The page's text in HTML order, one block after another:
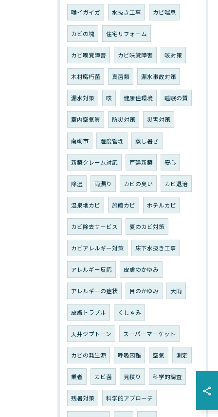
喉イガイガ 水抜き工事 カビ喘息
カビの塊 住宅リフォーム
カビ嗅覚障害 カビ味覚障害 咳対策
木材腐朽菌 真菌類 漏水事故対策
漏水対策 咳 健康住環境 睡眠の質
室内空気質 防災対策 災害対策
南砺市 湿度管理 蒸し暑さ
新築クレーム対応 戸建新築 安心
除湿 雨漏り カビの臭い カビ退治
温泉地カビ 旅館カビ ホテルカビ
カビ除去サービス 夏のカビ対策
カビアレルギー対策 床下水抜き工事
アレルギー反応 皮膚のかゆみ
アレルギーの症状 目のかゆみ 大雨
皮膚トラブル くしゃみ
天井ジプトーン スーパーマーケット
カビの発生源 呼吸困難 空気 測定
業者 カビ菌 見積り 科学的調査
残暑対策 科学的アプローチ